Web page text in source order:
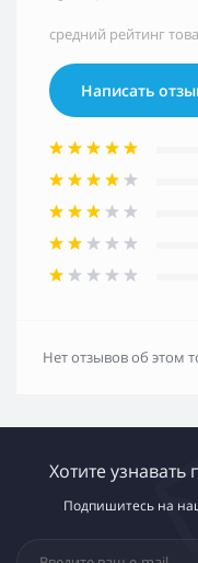
средний рейтинг
Написать
Нет отзывов об этом
Хотите
Подпишитесь на